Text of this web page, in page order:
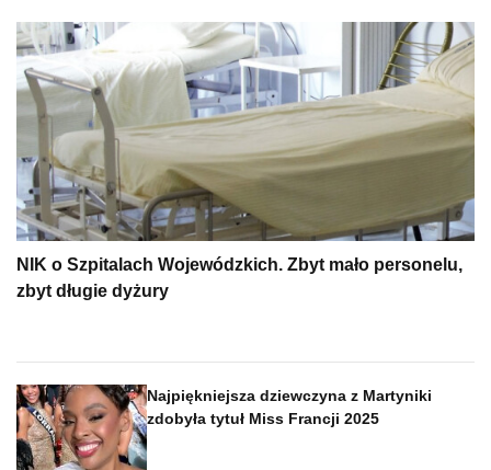
NIK o Szpitalach Wojewódzkich. Zbyt mało personelu,
zbyt długie dyżury
Najpiękniejsza dziewczyna z Martyniki
zdobyła tytuł Miss Francji 2025